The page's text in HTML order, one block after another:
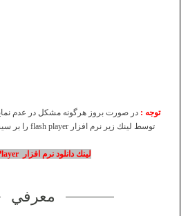
توجه : در صورت بروز هرگونه مشكل در عدم
توسط لينك زير نرم افزارflash player را بر
لينك دانلود نرم افزار
معرفي